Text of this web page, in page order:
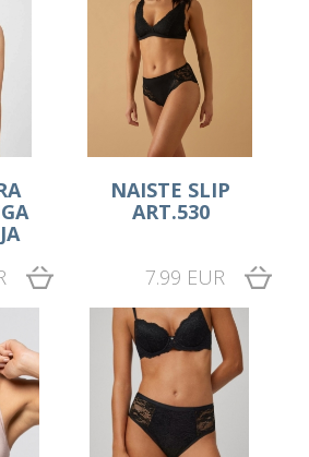
NAISTE SLIP
ART.530
7.99 EUR